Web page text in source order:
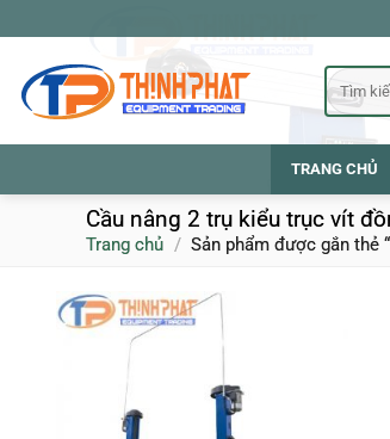
qua
dung
Tìm
kiếm:
TRANG CHỦ
Cầu nâng 2 trụ kiểu trục vít
Trang chủ / Sản phẩm được gắn thẻ